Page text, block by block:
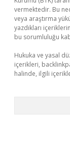
vermektedir. Bu
veya araştırma
yazdıkları
bu sorumluluğu
Hukuka ve yasal
içerikleri,
halinde, ilgili